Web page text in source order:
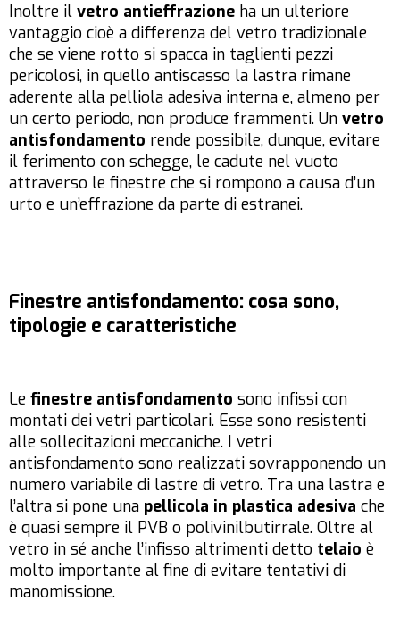
Inoltre il vetro antieffrazione ha un ulteriore
vantaggio cioè a differenza del vetro tradizionale
che se viene rotto si spacca in taglienti pezzi
pericolosi, in quello antiscasso la lastra rimane
aderente alla pelliola adesiva interna e, almeno per
un certo periodo, non produce frammenti. Un vetro
antisfondamento rende possibile, dunque, evitare
il ferimento con schegge, le cadute nel vuoto
attraverso le finestre che si rompono a causa d’un
urto e un’effrazione da parte di estranei.
Finestre antisfondamento: cosa sono,
tipologie e caratteristiche
Le finestre antisfondamento sono infissi con
montati dei vetri particolari. Esse sono resistenti
alle sollecitazioni meccaniche. I vetri
antisfondamento sono realizzati sovrapponendo un
numero variabile di lastre di vetro. Tra una lastra e
l’altra si pone una pellicola in plastica adesiva che
è quasi sempre il PVB o polivinilbutirrale. Oltre al
vetro in sé anche l’infisso altrimenti detto telaio è
molto importante al fine di evitare tentativi di
manomissione.